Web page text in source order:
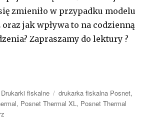
zmieniło w przypadku modelu
jak wpływa to na codzienną
Zapraszamy do lektury ?
Kategorie
Drukarki fiskalne Tagi
drukarka fiskalna Posnet,
, Posnet Thermal XL, Posnet Thermal